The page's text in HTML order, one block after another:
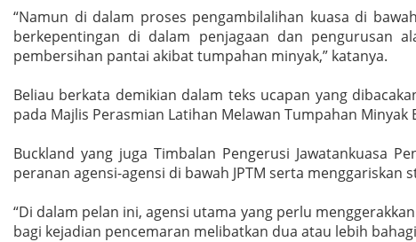
“Namun di dalam proses pengambilalihan kuasa di
berkepentingan di dalam penjagaan dan pengurusan
pembersihan pantai akibat tumpahan minyak,” katanya.
Beliau berkata demikian dalam teks ucapan yang
pada Majlis Perasmian Latihan Melawan Tumpahan
Buckland yang juga Timbalan Pengerusi Jawatankuasa
peranan agensi-agensi di bawah JPTM serta
“Di dalam pelan ini, agensi utama yang perlu
bagi kejadian pencemaran melibatkan dua atau lebih